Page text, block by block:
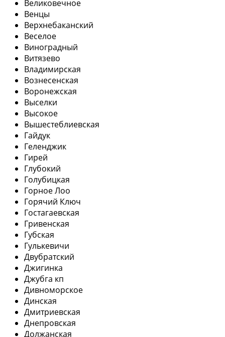
Великовечное
Венцы
Верхнебаканский
Веселое
Виноградный
Витязево
Владимирская
Вознесенская
Воронежская
Выселки
Высокое
Вышестеблиевская
Гайдук
Геленджик
Гирей
Глубокий
Голубицкая
Горное Лоо
Горячий Ключ
Гостагаевская
Гривенская
Губская
Гулькевичи
Двубратский
Джигинка
Джубга кп
Дивноморское
Динская
Дмитриевская
Днепровская
Должанская